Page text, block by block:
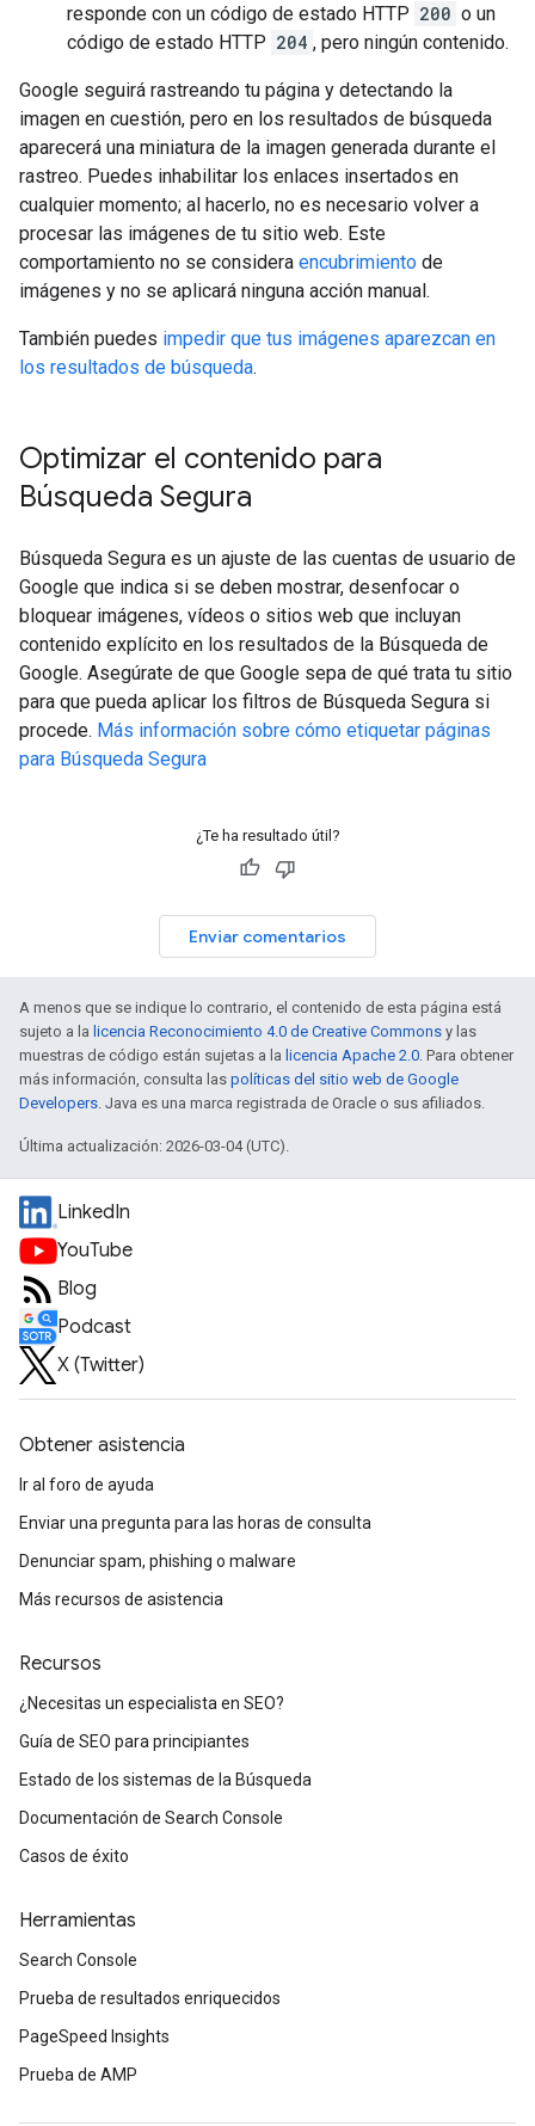
responde con un código de estado HTTP 200 o un
código de estado HTTP 204 , pero ningún contenido.
Google seguirá rastreando tu página y detectando la
imagen en cuestión, pero en los resultados de búsqueda
aparecerá una miniatura de la imagen generada durante el
rastreo. Puedes inhabilitar los enlaces insertados en
cualquier momento; al hacerlo, no es necesario volver a
procesar las imágenes de tu sitio web. Este
comportamiento no se considera encubrimiento de
imágenes y no se aplicará ninguna acción manual.
También puedes impedir que tus imágenes aparezcan en
los resultados de búsqueda.
Optimizar el contenido para
Búsqueda Segura
Búsqueda Segura es un ajuste de las cuentas de usuario de
Google que indica si se deben mostrar, desenfocar o
bloquear imágenes, vídeos o sitios web que incluyan
contenido explícito en los resultados de la Búsqueda de
Google. Asegúrate de que Google sepa de qué trata tu sitio
para que pueda aplicar los filtros de Búsqueda Segura si
procede. Más información sobre cómo etiquetar páginas
para Búsqueda Segura
¿Te ha resultado útil?
Enviar comentarios
A menos que se indique lo contrario, el contenido de esta página está
sujeto a la licencia Reconocimiento 4.0 de Creative Commons y las
muestras de código están sujetas a la licencia Apache 2.0 . Para obtener
más información, consulta las políticas del sitio web de Google
Developers . Java es una marca registrada de Oracle o sus afiliados.
Última actualización: 2026-03-04 (UTC).
LinkedIn
YouTube
Blog
Podcast
X (Twitter)
Obtener asistencia
Ir al foro de ayuda
Enviar una pregunta para las horas de consulta
Denunciar spam, phishing o malware
Más recursos de asistencia
Recursos
¿Necesitas un especialista en SEO?
Guía de SEO para principiantes
Estado de los sistemas de la Búsqueda
Documentación de Search Console
Casos de éxito
Herramientas
Search Console
Prueba de resultados enriquecidos
PageSpeed Insights
Prueba de AMP